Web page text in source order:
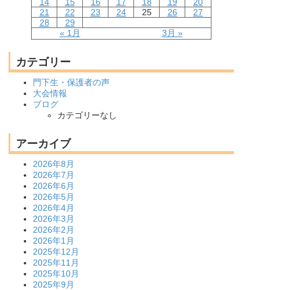
« 1月 3月 »
21
22 23 24 25 26
27
28
29
カテゴリー
門下生・保護者の声
大会情報
ブログ
カテゴリーなし
アーカイブ
2026年8月
2026年7月
2026年6月
2026年5月
2026年4月
2026年3月
2026年2月
2026年1月
2025年12月
2025年11月
2025年10月
2025年9月